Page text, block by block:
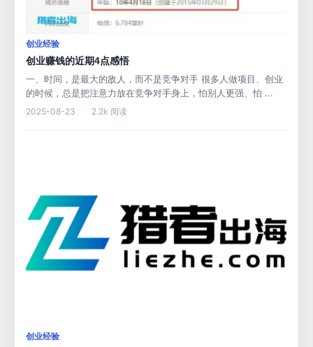
创业经验
创业赚钱的近期4点感悟
一、时间，是最大的敌人，而不是竞争对手 很多人做项目、创业
的时候，总是把注意力放在竞争对手身上，怕别人更强、怕 ...
2025-08-23 · 2.2k 阅读
创业经验